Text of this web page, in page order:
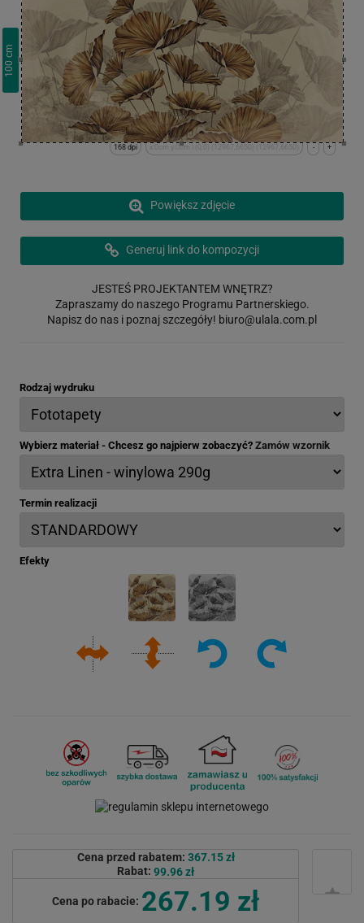
100
cm
+
-
x:0cm y:0cm | (0,0) (12967,6650) (12967,6650)
168 dpi
Powiększ zdjęcie
Generuj link do kompozycji
JESTEŚ PROJEKTANTEM WNĘTRZ?
Zapraszamy do naszego Programu Partnerskiego.
Napisz do nas i poznaj szczegóły! biuro@ulala.com.pl
Rodzaj wydruku
Wybierz materiał - Chcesz go najpierw zobaczyć? Zamów wzornik
Termin realizacji
Efekty
Cena przed rabatem: 367.15 zł
Rabat: 99.96 zł
Cena po rabacie: 267.19 zł